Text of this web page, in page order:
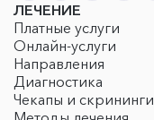
ЛЕЧЕНИЕ
Платные услуги
Онлайн-услуги
Направления
Диагностика
Чекапы и скрининги